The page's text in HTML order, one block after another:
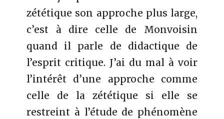
zététique son approche plus large,
c’est à dire celle de Monvoisin
quand il parle de didactique de
l’esprit critique. J’ai du mal à voir
l’intérêt d’une approche comme
celle de la zététique si elle se
restreint à l’étude de phénomène